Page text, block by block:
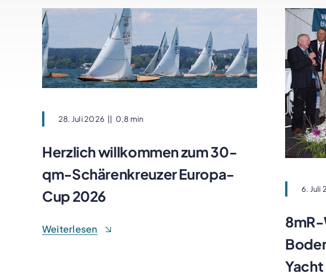
28. Juli 2026 0,8 min
Herzlich willkommen zum 30-
qm-Schärenkreuzer Europa-
Cup 2026
Weiterlesen
6. Juli
Yacht